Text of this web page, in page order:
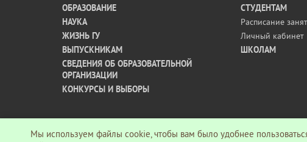
ОБРАЗОВАНИЕ
НАУКА
ЖИЗНЬ ГУ
ВЫПУСКНИКАМ
СВЕДЕНИЯ ОБ ОБРАЗОВАТЕЛЬНОЙ
ОРГАНИЗАЦИИ
КОНКУРСЫ И ВЫБОРЫ
СТУДЕНТАМ
Расписание
Личный кабинет
ШКОЛАМ
Мы используем файлы cookie, чтобы вам было удобнее